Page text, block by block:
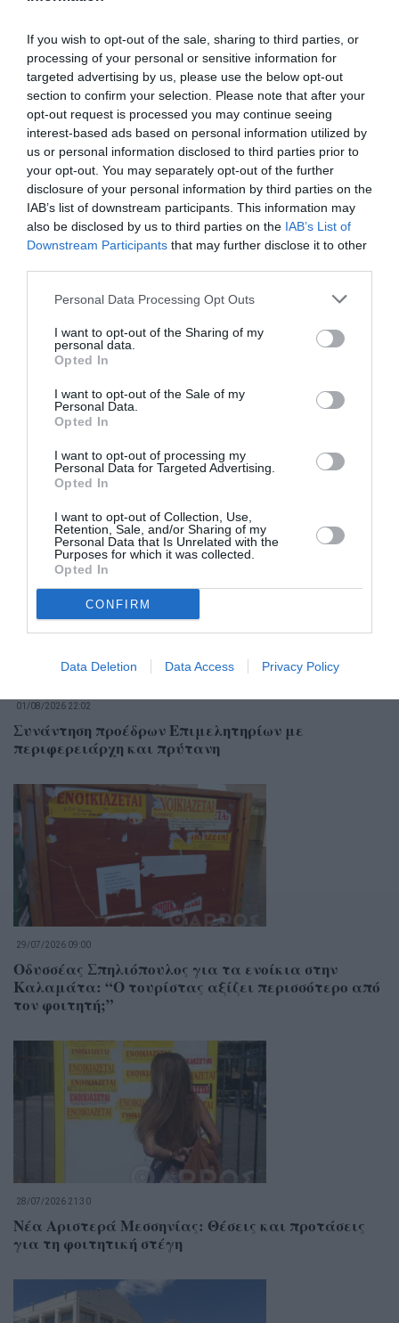
If you wish to opt-out of the sale, sharing to third parties, or
processing of your personal or sensitive information for
targeted advertising by us, please use the below opt-out
section to confirm your selection. Please note that after your
opt-out request is processed you may continue seeing
interest-based ads based on personal information utilized by
us or personal information disclosed to third parties prior to
your opt-out. You may separately opt-out of the further
disclosure of your personal information by third parties on the
IAB’s list of downstream participants. This information may
also be disclosed by us to third parties on the IAB’s List of
Downstream Participants that may further disclose it to other
Personal Data Processing Opt Outs
I want to opt-out of the Sharing of my
personal data.
Opted In
I want to opt-out of the Sale of my
Personal Data.
Opted In
I want to opt-out of processing my
Personal Data for Targeted Advertising.
Opted In
I want to opt-out of Collection, Use,
Retention, Sale, and/or Sharing of my
Personal Data that Is Unrelated with the
Purposes for which it was collected.
Opted In
CONFIRM
Data Deletion Data Access Privacy Policy
Σχετικά Άρθρα
01/08/2026 22:02
Συνάντηση προέδρων Επιμελητηρίων με
περιφερειάρχη και πρύτανη
29/07/2026 09:00
Οδυσσέας Σπηλιόπουλος για τα ενοίκια στην
Καλαμάτα: “Ο τουρίστας αξίζει περισσότερο από
τον φοιτητή;”
28/07/2026 21:30
Νέα Αριστερά Μεσσηνίας: Θέσεις και προτάσεις
για τη φοιτητική στέγη